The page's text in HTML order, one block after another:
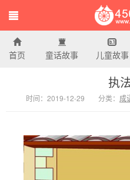
456
首页 童话故事 儿童故事
执
时间：2019-12-29 分类： 成